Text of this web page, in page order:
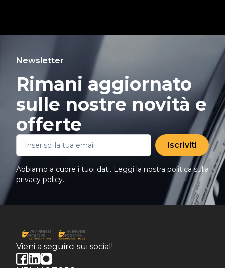
Newsletter
Rimani aggiornato
sulle nostre novità e
offerte
Iscriviti
Abbiamo a cuore i tuoi dati. Leggi la nostra politica sulla
privacy policy.
Vieni a seguirci sui social!